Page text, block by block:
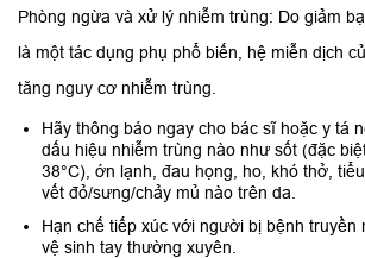
Phòng ngừa và xử lý nhiễm trùng: Do giảm
là một tác dụng phụ phổ biến, hệ miễn dịch
tăng nguy cơ nhiễm trùng.
Hãy thông báo ngay cho bác sĩ hoặc y tá
dấu hiệu nhiễm trùng nào như sốt (đặc
38°C), ớn lạnh, đau họng, ho, khó thở,
vết đỏ/sưng/chảy mủ nào trên da.
Hạn chế tiếp xúc với người bị bệnh truyền
vệ sinh tay thường xuyên.